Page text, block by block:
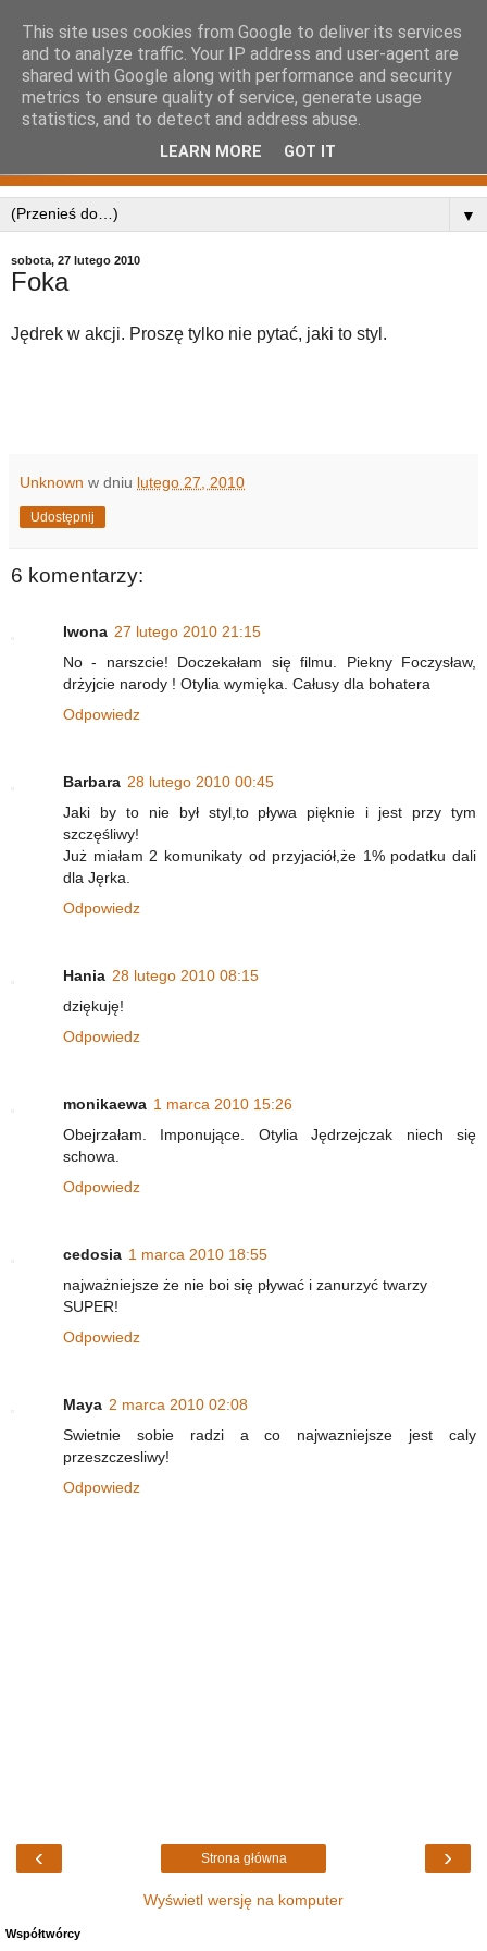
▼
sobota, 27 lutego 2010
Foka
Jędrek w akcji. Proszę tylko nie pytać, jaki to styl.
Unknown w dniu lutego 27, 2010
Udostępnij
6 komentarzy:
Iwona 27 lutego 2010 21:15
No - narszcie! Doczekałam się filmu. Piekny Foczysław,
drżyjcie narody ! Otylia wymięka. Całusy dla bohatera
Odpowiedz
Barbara 28 lutego 2010 00:45
Jaki by to nie był styl,to pływa pięknie i jest przy tym
szczęśliwy!
Już miałam 2 komunikaty od przyjaciół,że 1% podatku dali
dla Jęrka.
Odpowiedz
Hania 28 lutego 2010 08:15
dziękuję!
Odpowiedz
monikaewa 1 marca 2010 15:26
Obejrzałam. Imponujące. Otylia Jędrzejczak niech się
schowa.
Odpowiedz
cedosia 1 marca 2010 18:55
najważniejsze że nie boi się pływać i zanurzyć twarzy
SUPER!
Odpowiedz
Maya 2 marca 2010 02:08
Swietnie sobie radzi a co najwazniejsze jest caly
przeszczesliwy!
Odpowiedz
‹ ›
Strona główna
Wyświetl wersję na komputer
Współtwórcy
This site uses cookies from Google to deliver its services
and to analyze traffic. Your IP address and user-agent are
shared with Google along with performance and security
metrics to ensure quality of service, generate usage
statistics, and to detect and address abuse.
LEARN MORE GOT IT